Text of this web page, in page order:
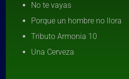
No te vayas
Porque un hombre no llora
Tributo Armonia 10
Una Cerveza